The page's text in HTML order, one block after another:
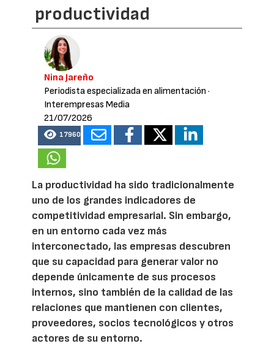
productividad
Nina Jareño
Periodista especializada en alimentación ·
Interempresas Media
21/07/2026
17960
La productividad ha sido tradicionalmente
uno de los grandes indicadores de
competitividad empresarial. Sin embargo,
en un entorno cada vez más
interconectado, las empresas descubren
que su capacidad para generar valor no
depende únicamente de sus procesos
internos, sino también de la calidad de las
relaciones que mantienen con clientes,
proveedores, socios tecnológicos y otros
actores de su entorno.